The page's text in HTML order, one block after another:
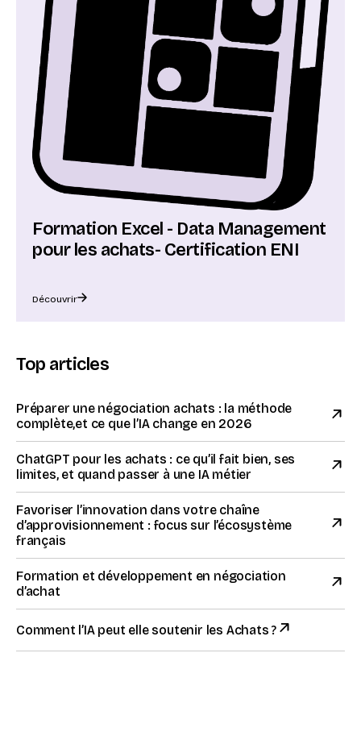
Formation Excel - Data Management
pour les achats- Certification ENI
Découvrir
Top articles
Préparer une négociation achats : la méthode
complète,et ce que l’IA change en 2026
ChatGPT pour les achats : ce qu’il fait bien, ses
limites, et quand passer à une IA métier
Favoriser l’innovation dans votre chaîne
d’approvisionnement : focus sur l’écosystème
français
Formation et développement en négociation
d’achat
Comment l’IA peut elle soutenir les Achats ?